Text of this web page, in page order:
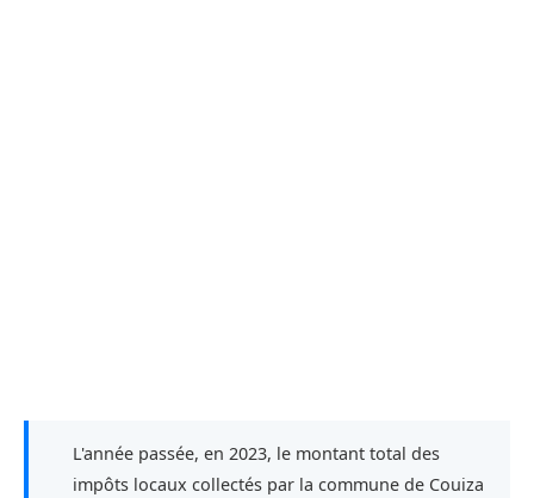
L'année passée, en 2023, le montant total des
impôts locaux collectés par la commune de Couiza